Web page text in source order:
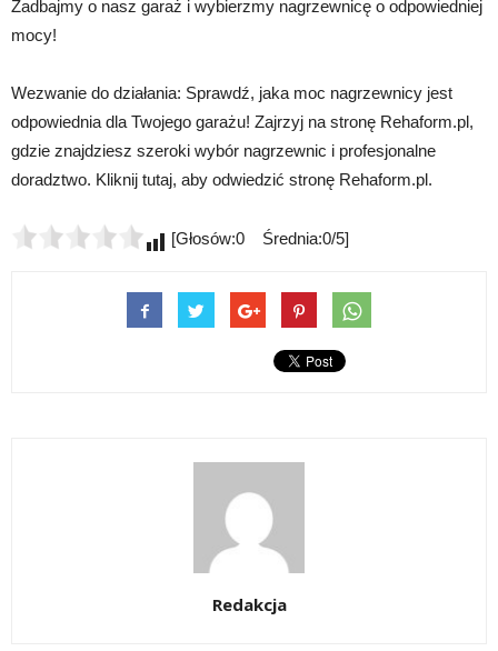
Zadbajmy o nasz garaż i wybierzmy nagrzewnicę o odpowiedniej
mocy!
Wezwanie do działania: Sprawdź, jaka moc nagrzewnicy jest
odpowiednia dla Twojego garażu! Zajrzyj na stronę Rehaform.pl,
gdzie znajdziesz szeroki wybór nagrzewnic i profesjonalne
doradztwo. Kliknij tutaj, aby odwiedzić stronę Rehaform.pl.
[Głosów:0 Średnia:0/5]
Redakcja